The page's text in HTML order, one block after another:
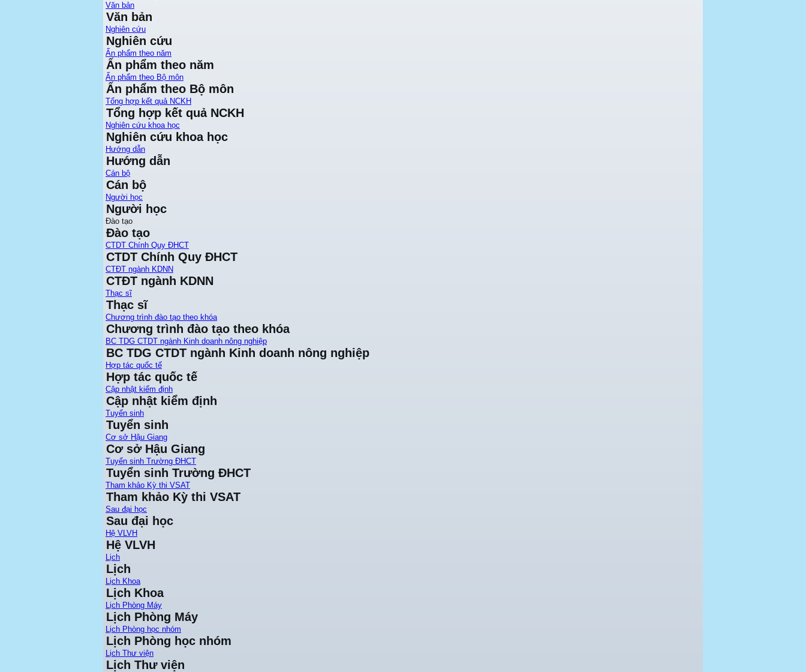
Văn bản
Văn bản
Nghiên cứu
Nghiên cứu
Ấn phẩm theo năm
Ấn phẩm theo năm
Ấn phẩm theo Bộ môn
Ấn phẩm theo Bộ môn
Tổng hợp kết quả NCKH
Tổng hợp kết quả NCKH
Nghiên cứu khoa học
Nghiên cứu khoa học
Hướng dẫn
Hướng dẫn
Cán bộ
Cán bộ
Người học
Người học
Đào tạo
Đào tạo
CTDT Chính Quy ĐHCT
CTDT Chính Quy ĐHCT
CTĐT ngành KDNN
CTĐT ngành KDNN
Thạc sĩ
Thạc sĩ
Chương trình đào tạo theo khóa
Chương trình đào tạo theo khóa
BC TDG CTDT ngành Kinh doanh nông nghiệp
BC TDG CTDT ngành Kinh doanh nông nghiệp
Hợp tác quốc tế
Hợp tác quốc tế
Cập nhật kiểm định
Cập nhật kiểm định
Tuyển sinh
Tuyển sinh
Cơ sở Hậu Giang
Cơ sở Hậu Giang
Tuyển sinh Trường ĐHCT
Tuyển sinh Trường ĐHCT
Tham khảo Kỳ thi VSAT
Tham khảo Kỳ thi VSAT
Sau đại học
Sau đại học
Hệ VLVH
Hệ VLVH
Lịch
Lịch
Lịch Khoa
Lịch Khoa
Lịch Phòng Máy
Lịch Phòng Máy
Lịch Phòng học nhóm
Lịch Phòng học nhóm
Lịch Thư viện
Lịch Thư viện